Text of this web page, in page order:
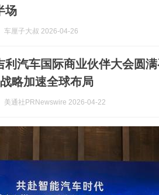
场
车厘子大叔 2026-04-26
利汽车国际商业伙伴大会圆
略加速全球布局
美通社PRNewswire 2026-04-22